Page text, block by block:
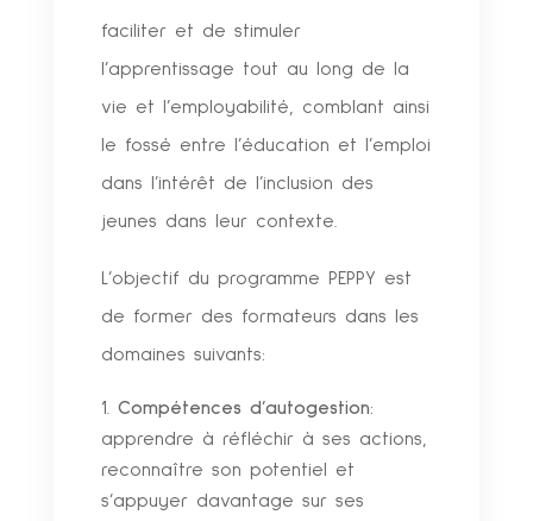
faciliter et de stimuler
l’apprentissage tout au long de la
vie et l’employabilité, comblant ainsi
le fossé entre l’éducation et l’emploi
dans l’intérêt de l’inclusion des
jeunes dans leur contexte.
L’objectif du programme PEPPY est
de former des formateurs dans les
domaines suivants:
Compétences d’autogestion:
apprendre à réfléchir à ses actions,
reconnaître son potentiel et
s’appuyer davantage sur ses